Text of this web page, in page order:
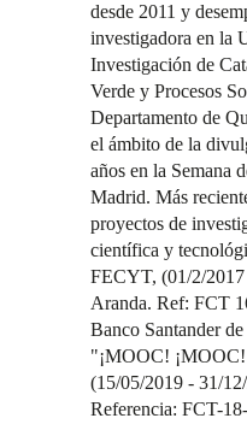
desde 2011 y
investigadora en la
Investigación de
Verde y Procesos
Departamento de
el ámbito de la
años en la Semana
Madrid. Más
proyectos de
científica y
FECYT, (01/2/
Aranda. Ref: FCT
Banco Santander
"¡MOOC!
(15/05/2019 - 31/
Referencia: FCT-